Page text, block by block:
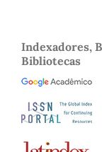
Indexadores,
Bibliotecas